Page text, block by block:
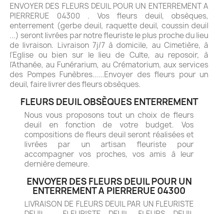
ENVOYER DES FLEURS DEUIL POUR UN ENTERREMENT A
PIERRERUE 04300 . Vos fleurs deuil, obsèques,
enterrement (gerbe deuil, raquette deuil, coussin deuil
...) seront livrées par notre fleuriste le plus proche du lieu
de livraison. Livraison 7j/7 à domicile, au Cimetière, à
l'Eglise ou bien sur le lieu de Culte, au reposoir, à
l'Athanée, au Funérarium, au Crématorium, aux services
des Pompes Funèbres......Envoyer des fleurs pour un
deuil, faire livrer des fleurs obsèques.
FLEURS DEUIL OBSÈQUES ENTERREMENT
Nous vous proposons tout un choix de fleurs
deuil en fonction de votre budget. Vos
compositions de fleurs deuil seront réalisées et
livrées par un artisan fleuriste pour
accompagner vos proches, vos amis à leur
dernière demeure.
ENVOYER DES FLEURS DEUIL POUR UN
ENTERREMENT A PIERRERUE 04300
LIVRAISON DE FLEURS DEUIL PAR UN FLEURISTE